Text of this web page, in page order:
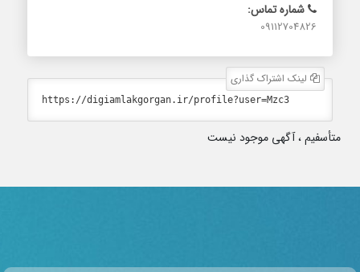
شماره تماس:
09112704826
لینک اشتراک گذاری
متأسفیم ، آگهی موجود نیست